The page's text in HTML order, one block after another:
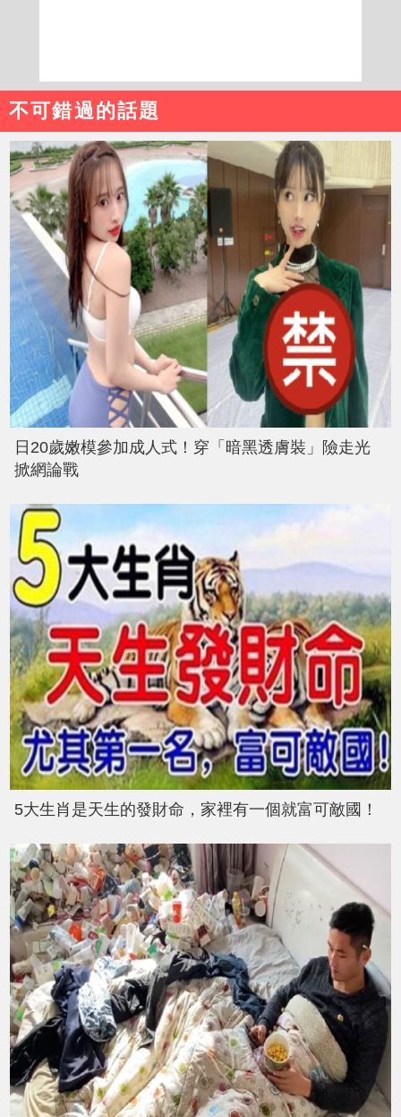
不可錯過的話題
日20歲嫩模參加成人式！穿「暗黑透膚裝」險走光
掀網論戰
5大生肖是天生的發財命，家裡有一個就富可敵國！